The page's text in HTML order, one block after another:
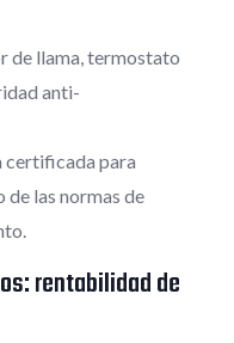
de llama, termostato
anti-
certificada para
las normas de
rentabilidad de